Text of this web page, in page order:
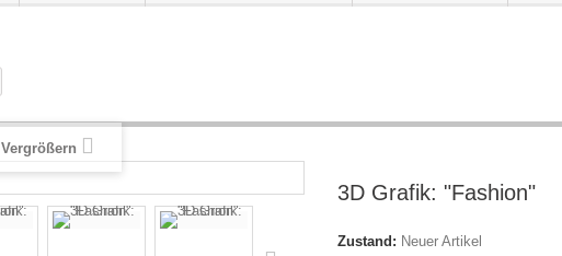
Vergrößern
3D Grafik: "Fashion"
Zustand: Neuer Artikel